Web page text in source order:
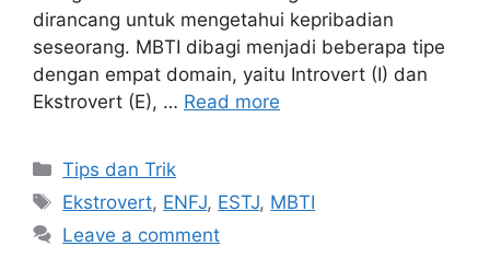
dirancang untuk mengetahui kepribadian
seseorang. MBTI dibagi menjadi beberapa tipe
dengan empat domain, yaitu Introvert (I) dan
Ekstrovert (E), … Read more
Tips dan Trik
Ekstrovert, ENFJ, ESTJ, MBTI
Leave a comment